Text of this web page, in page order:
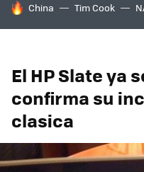
HOY SE HABLA DE
China Tim Cook
El HP Slate ya
confirma su
clasica